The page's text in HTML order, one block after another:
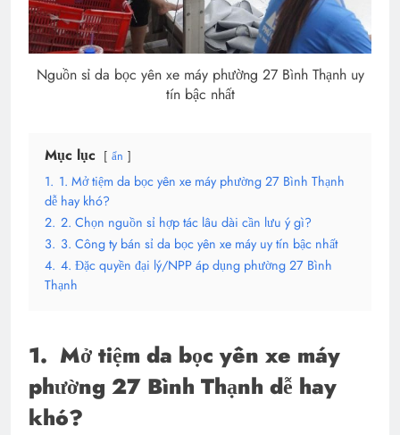
Nguồn sỉ da bọc yên xe máy phường 27 Bình Thạnh uy
tín bậc nhất
Mục lục ẩn
1. 1. Mở tiệm da bọc yên xe máy phường 27 Bình Thạnh
dễ hay khó?
2. 2. Chọn nguồn sỉ hợp tác lâu dài cần lưu ý gì?
3. 3. Công ty bán sỉ da bọc yên xe máy uy tín bậc nhất
4. 4. Đặc quyền đại lý/NPP áp dụng phường 27 Bình
Thạnh
1. Mở tiệm da bọc yên xe máy
phường 27 Bình Thạnh dễ hay
khó?